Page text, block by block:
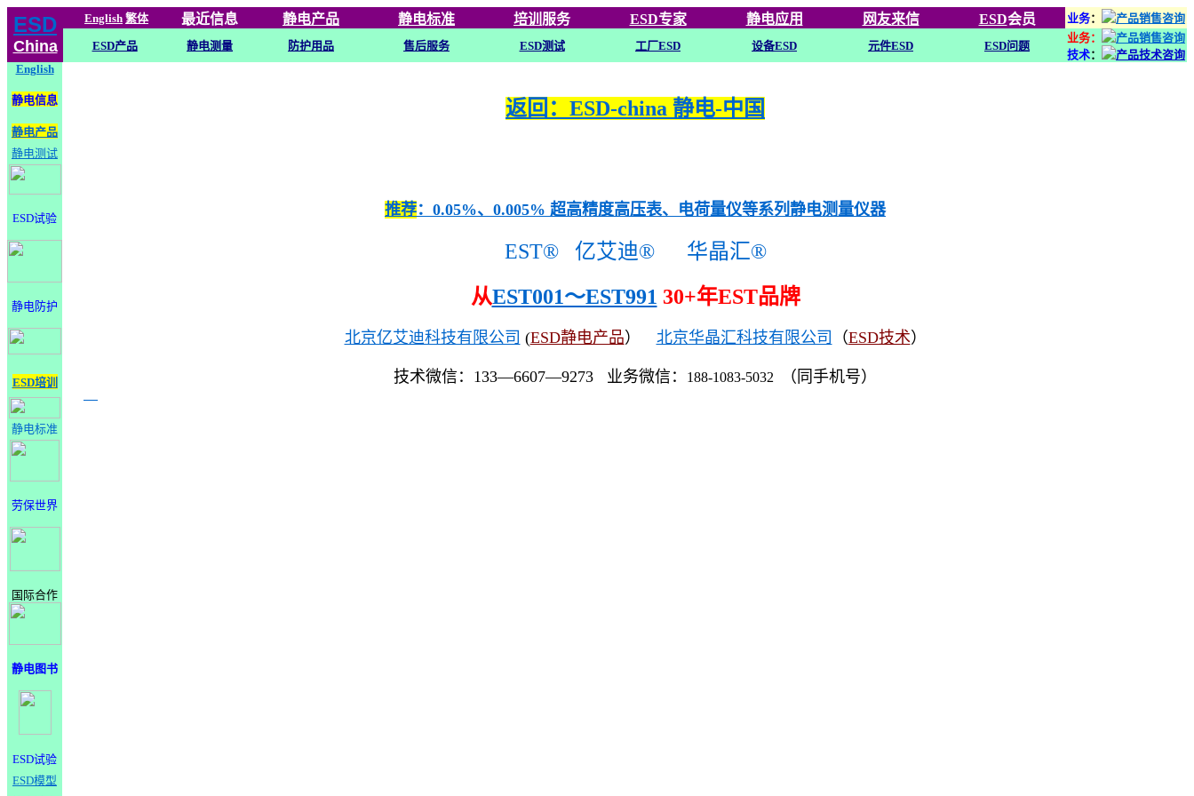
ESD
China
English 繁体 最近信息 静电产品 静电标准 培训 服务 ESD专家 静电应用 网友来信 ESD会员 业务：
ESD产品 静电测量 防护用品 售后服务 ESD测试 工厂ESD 设备ESD 元件ESD ESD问题
业务：
技术：
English
静电信息
静电产品
静电测试
ESD试验
静电防护
ESD培训
静电标准
劳保世界
国际合作
静电图书
ESD试验
ESD模型
返回：ESD-china 静电-中国
推荐：0.05%、0.005% 超高精度高压表、电荷量仪等系列静电测量仪器
EST® 亿艾迪®
华晶汇®
从EST001～EST991 30+年EST品牌
北京亿艾迪科技有限公司 (ESD静电产品） 北京华晶汇科技有限公司 （ESD技术）
技术微信：133—6607—9273 业务微信： 188-1083-5032 （同手机号）